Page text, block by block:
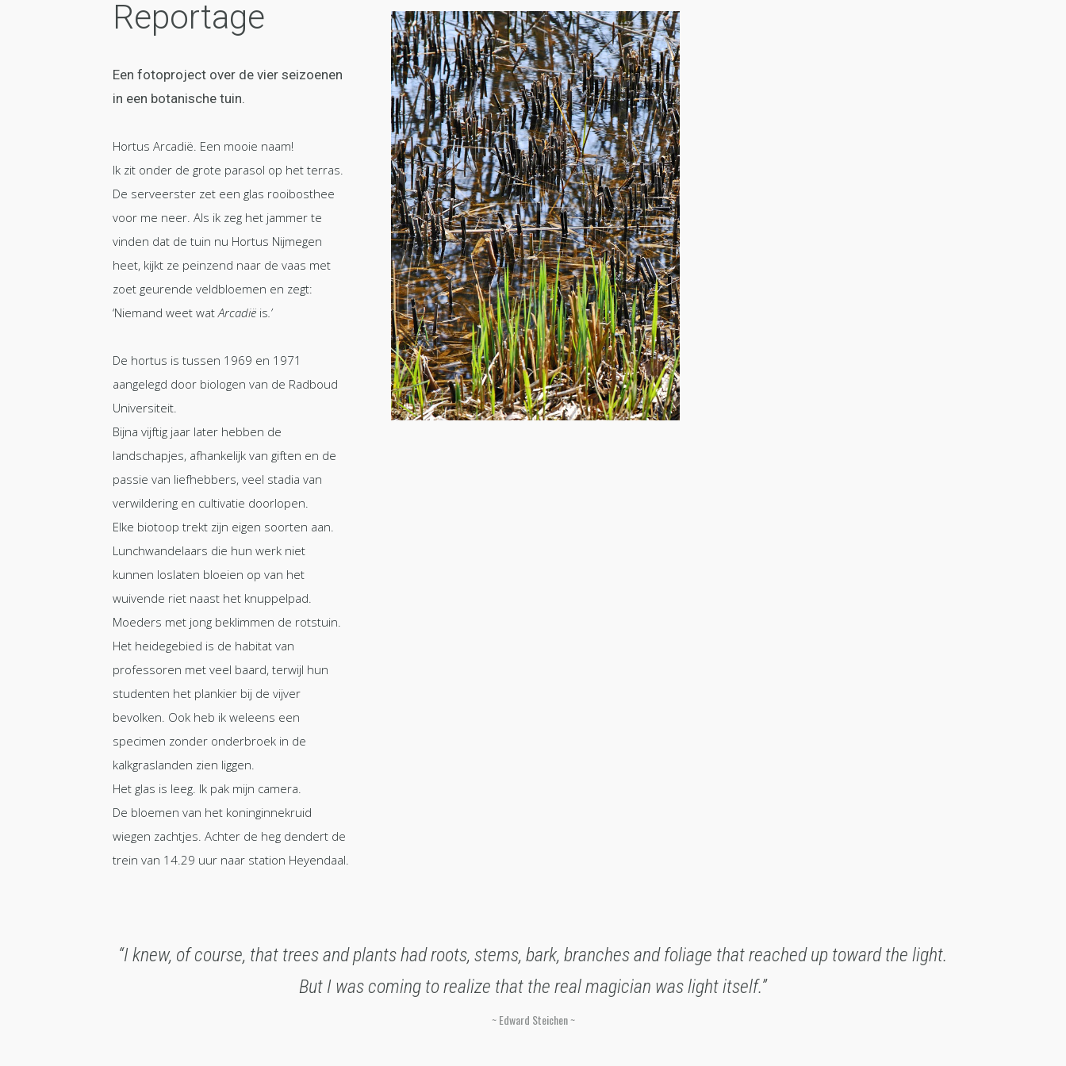
Reportage
Een fotoproject over de vier seizoenen
in een botanische tuin.
Hortus Arcadië. Een mooie naam!
Ik zit onder de grote parasol op het terras.
De serveerster zet een glas rooibosthee
voor me neer. Als ik zeg het jammer te
vinden dat de tuin nu Hortus Nijmegen
heet, kijkt ze peinzend naar de vaas met
zoet geurende veldbloemen en zegt:
‘Niemand weet watArcadië is.’
De hortus is tussen 1969 en 1971
aangelegd door biologen van de Radboud
Universiteit.
Bijna vijftig jaar later hebben de
landschapjes, afhankelijk van giften en de
passie van liefhebbers, veel stadia van
verwildering en cultivatie doorlopen.
Elke biotoop trekt zijn eigen soorten aan.
Lunchwandelaars die hun werk niet
kunnen loslaten bloeien op van het
wuivende riet naast het knuppelpad.
Moeders met jong beklimmen de rotstuin.
Het heidegebied is de habitat van
professoren met veel baard, terwijl hun
studenten het plankier bij de vijver
bevolken. Ook heb ik weleens een
specimen zonder onderbroek in de
kalkgraslanden zien liggen.
Het glas is leeg. Ik pak mijn camera.
De bloemen van het koninginnekruid
wiegen zachtjes. Achter de heg dendert de
trein van 14.29 uur naar station Heyendaal.
“I knew, of course, that trees and plants had roots, stems, bark, branches and foliage that reached up toward the light.
But I was coming to realize that the real magician was light itself.”
Edward Steichen